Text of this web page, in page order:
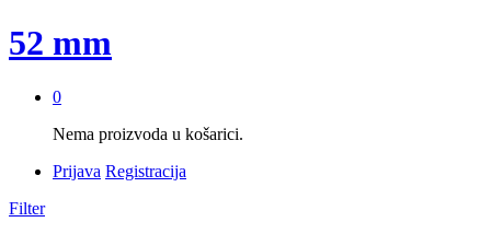
52 mm
0
Nema proizvoda u košarici.
Prijava Registracija
Filter